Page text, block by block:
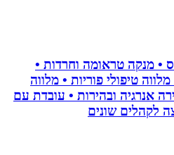
טראומה וחרדות •
טיפולי פוריות • מלווה
ובהירות • עובדת עם